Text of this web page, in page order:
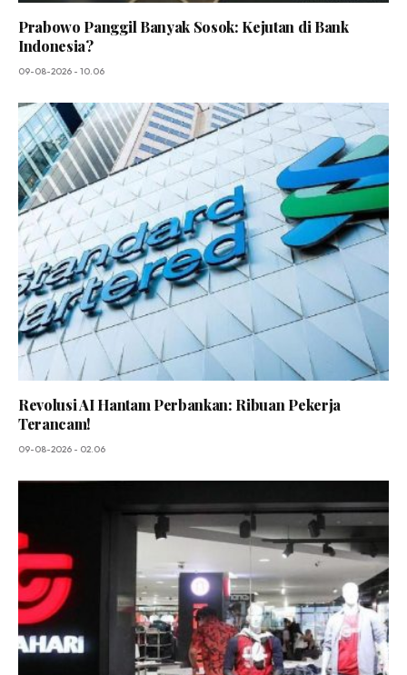
Prabowo Panggil Banyak Sosok: Kejutan di Bank
Indonesia?
09-08-2026 - 10.06
Revolusi AI Hantam Perbankan: Ribuan Pekerja
Terancam!
09-08-2026 - 02.06